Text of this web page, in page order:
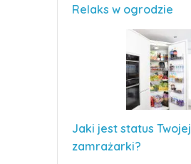
Relaks w ogrodzie
Jaki jest status Twojej
zamrażarki?